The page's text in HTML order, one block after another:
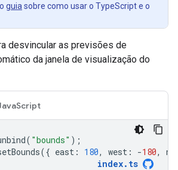
guia sobre como usar o TypeScript e o
desvincular as previsões de
da janela de visualização do
( "bounds" );
({ east : 180, west : -180,
index. ts